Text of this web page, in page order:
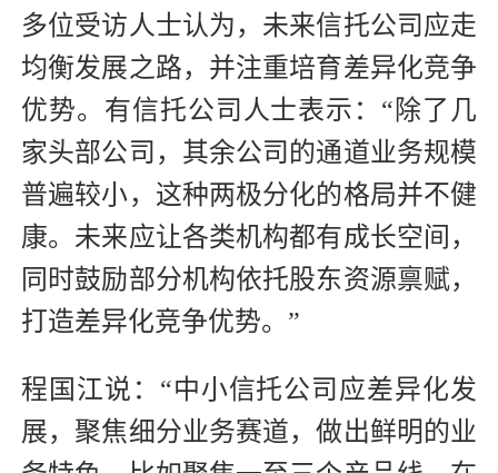
多位受访人士认为，未来信托公司应走
均衡发展之路，并注重培育差异化竞争
优势。有信托公司人士表示：“除了几
家头部公司，其余公司的通道业务规模
普遍较小，这种两极分化的格局并不健
康。未来应让各类机构都有成长空间，
同时鼓励部分机构依托股东资源禀赋，
打造差异化竞争优势。”
程国江说：“中小信托公司应差异化发
展，聚焦细分业务赛道，做出鲜明的业